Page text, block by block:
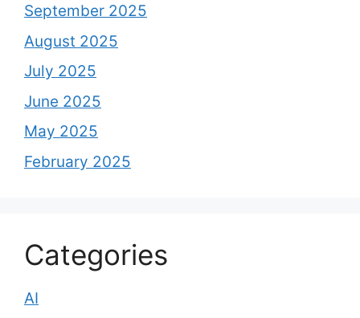
September 2025
August 2025
July 2025
June 2025
May 2025
February 2025
Categories
AI